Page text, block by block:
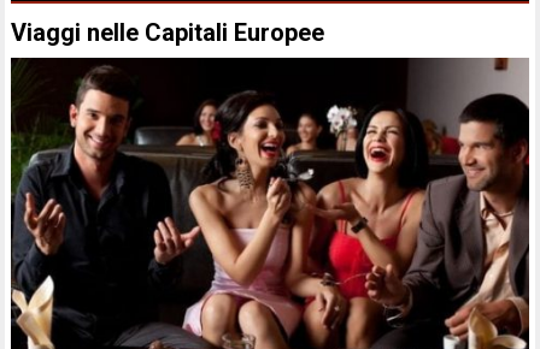
Viaggi nelle Capitali Europee